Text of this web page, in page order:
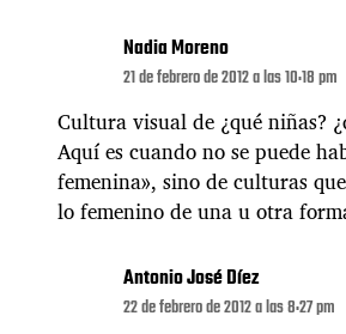
Nadia Moreno
21 de febrero de 2012 a las 10:18 pm
Cultura visual de ¿qué niñas?
Aquí es cuando no se puede
femenina», sino de culturas
lo femenino de una u otra
Antonio José Díez
22 de febrero de 2012 a las 8:27 pm